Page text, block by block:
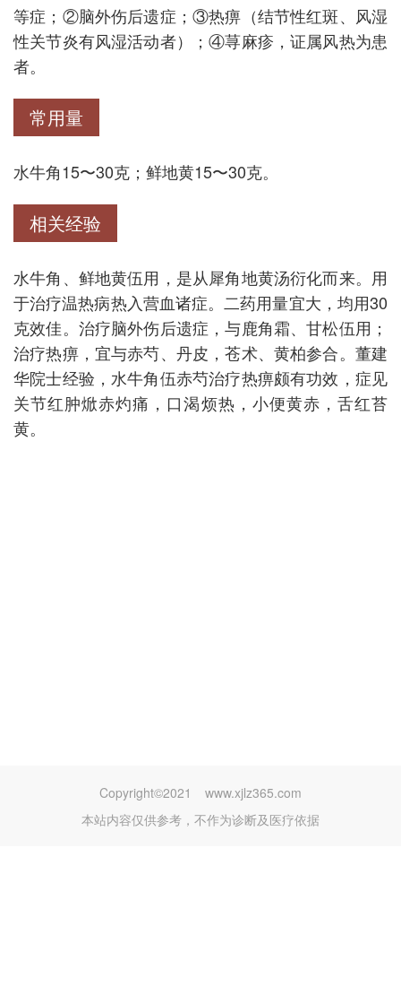
等症；②脑外伤后遗症；③热痹（结节性红斑、风湿
性关节炎有风湿活动者）；④荨麻疹，证属风热为患
者。
常用量
水牛角15〜30克；鲜地黄15〜30克。
相关经验
水牛角、鲜地黄伍用，是从犀角地黄汤衍化而来。用
于治疗温热病热入营血诸症。二药用量宜大，均用30
克效佳。治疗脑外伤后遗症，与鹿角霜、甘松伍用；
治疗热痹，宜与赤芍、丹皮，苍术、黄柏参合。董建
华院士经验，水牛角伍赤芍治疗热痹颇有功效，症见
关节红肿焮赤灼痛，口渴烦热，小便黄赤，舌红苔
黄。
Copyright©2021
www.xjlz365.com
本站内容仅供参考，不作为诊断及医疗依据